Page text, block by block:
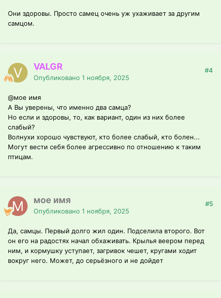
Они здоровы. Просто самец очень уж ухаживает за другим
самцом.
VALGR
Опубликовано 1 ноября, 2025
#4
@мое имя
А Вы уверены, что именно два самца?
Но если и здоровы, то, как вариант, один из них более
слабый?
Волнухи хорошо чувствуют, кто более слабый, кто болен...
Могут вести себя более агрессивно по отношению к таким
птицам.
мое имя
Опубликовано 1 ноября, 2025
#5
Да, самцы. Первый долго жил один. Подселила второго. Вот
он его на радостях начал обхаживать. Крылья веером перед
ним, и кормушку уступает, загривок чешет, кругами ходит
вокруг него. Может, до серьёзного и не дойдет